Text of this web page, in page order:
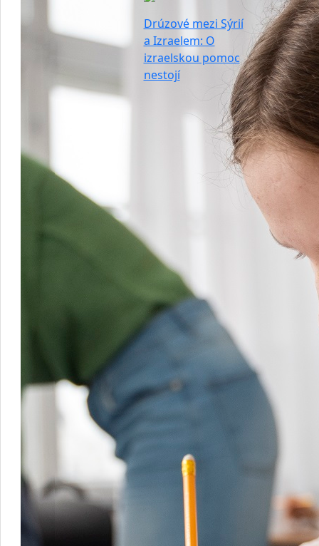
Drúzové mezi Sýrií
a Izraelem: O
izraelskou pomoc
nestojí